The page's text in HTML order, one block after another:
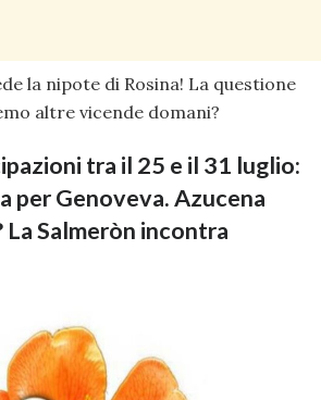
la nipote di Rosina! La questione
altre vicende domani?
tra il 25 e il 31 luglio:
per Genoveva. Azucena
Salmeròn incontra